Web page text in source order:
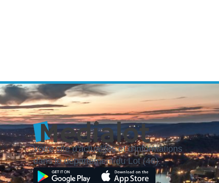
Votre site d'actualités et d'informations
dans le département du Lot (46).